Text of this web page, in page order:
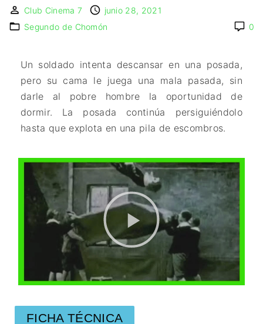
Club Cinema 7
junio 28, 2021
Segundo de Chomón
0
Un soldado intenta descansar en una posada,
pero su cama le juega una mala pasada, sin
darle al pobre hombre la oportunidad de
dormir. La posada continúa persiguiéndolo
hasta que explota en una pila de escombros.
FICHA TÉCNICA